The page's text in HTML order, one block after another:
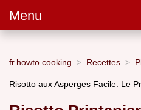
Menu
fr.howto.cooking Recettes
Risotto aux Asperges Facile: Le